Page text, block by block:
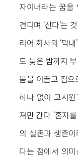
자이너라는 꿈을
견디며 ‘산다’는
리어 회사의 ‘막
도 늦은 밤까지
몸을 이끌고 집으
하나 없이 고시
져만 간다. ‘혼자
의 실존과 생존
다는 점에서 의